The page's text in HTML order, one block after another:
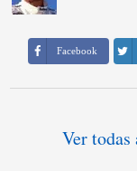
Facebook
Ver todas